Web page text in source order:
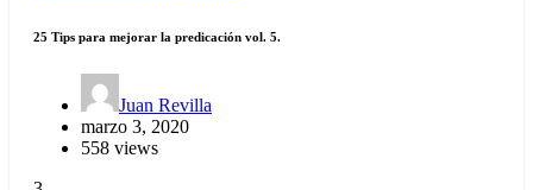
25 Tips para mejorar la predicación vol. 5.
Juan Revilla
marzo 3, 2020
558 views